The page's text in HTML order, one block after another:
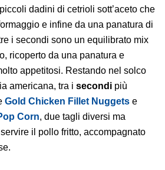
dadini di cetrioli sott’aceto che
e infine da una panatura di
i secondi sono un equilibrato mix
ricoperto da una panatura e
appetitosi. Restando nel solco
americana, tra i secondi più
Gold Chicken Fillet Nuggets e
Corn, due tagli diversi ma
il pollo fritto, accompagnato